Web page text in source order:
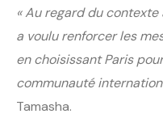
« Au regard du
a voulu renforcer les
en choisissant Paris
communauté
Tamasha.